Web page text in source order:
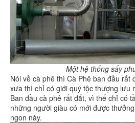
Một hệ thống sấy
Nói về cà phê thì Cà Phê ban đầu rất
xưa thì chỉ có giới quý tộc thượng lưu
Ban đầu cà phê rất đắt, vì thế chỉ có
những người giàu có mới được
ngon này.